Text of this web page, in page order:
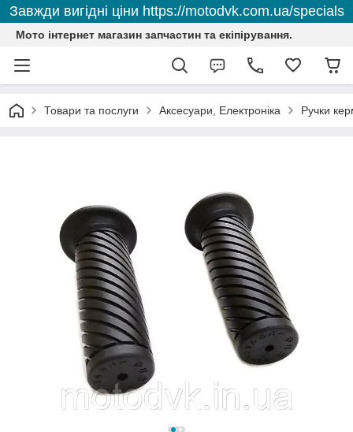
Завжди вигідні ціни https://motodvk.com.ua/specials
Мото інтернет магазин запчастин та екіпірування.
Товари та послуги Аксесуари, Електроніка Ручки